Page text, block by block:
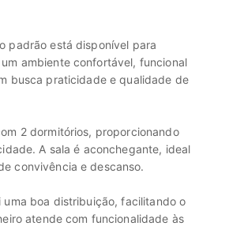
padrão está disponível para
ambiente confortável, funcional
busca praticidade e qualidade de
2 dormitórios, proporcionando
A sala é aconchegante, ideal
convivência e descanso.
uma boa distribuição, facilitando o
atende com funcionalidade às